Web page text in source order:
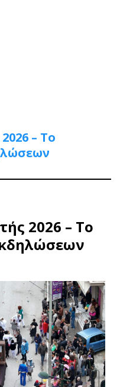
– Το
2026 – Το